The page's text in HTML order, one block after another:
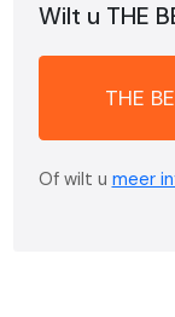
Wilt u THE
THE
Of wilt u meer